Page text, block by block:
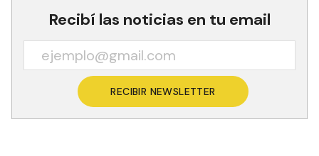
Recibí las noticias en tu email
RECIBIR NEWSLETTER